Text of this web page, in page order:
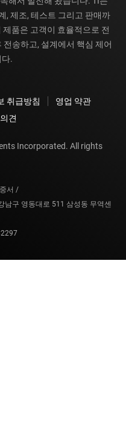
, 제조, 테스트 그리고 판매까
품은 고객이 효율적으로 전
송하고, 설계에서 핵심 제어
.
취급방침
영업 약관
견
Incorporated. All rights
서 /
남구 영동대로 511 삼성동 무역센